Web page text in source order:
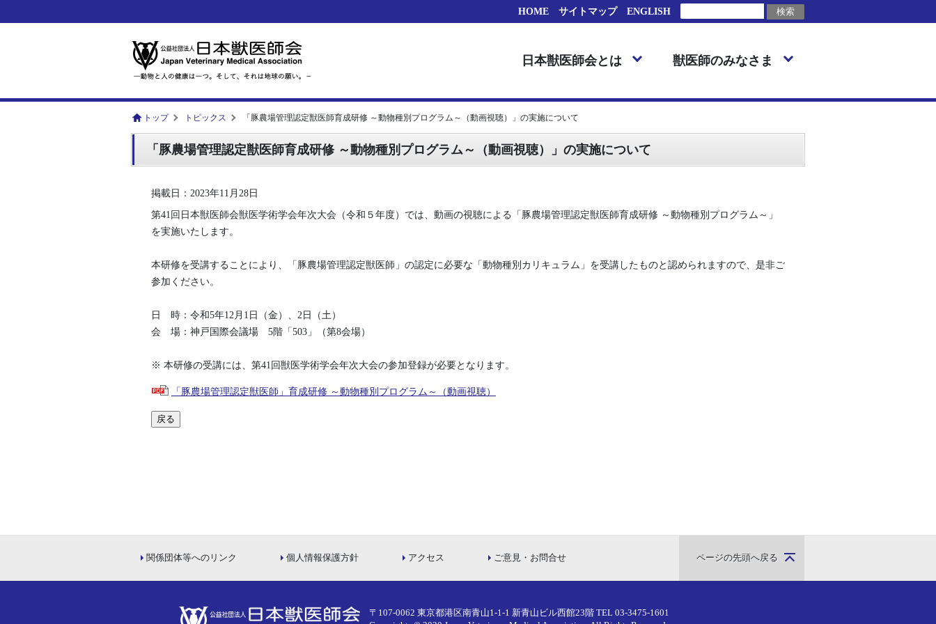
HOME サイトマップ ENGLISH
日本獣医師会とは 獣医師のみなさま
トップ トピックス 「豚農場管理認定獣医師育成研修 ～動物種別プログラム～（動画視聴）」の実施について
「豚農場管理認定獣医師育成研修 ～動物種別プログラム～（動画視聴）」の実施について
掲載日：2023年11月28日
第41回日本獣医師会獣医学術学会年次大会（令和５年度）では、動画の視聴による「豚農場管理認定獣医師育成研修 ～動物種別プログラム～」
を実施いたします。
本研修を受講することにより、「豚農場管理認定獣医師」の認定に必要な「動物種別カリキュラム」を受講したものと認められますので、是非ご
参加ください。
日 時：令和5年12月1日（金）、2日（土）
会 場：神戸国際会議場 5階「503」（第8会場）
※ 本研修の受講には、第41回獣医学術学会年次大会の参加登録が必要となります。
「豚農場管理認定獣医師」育成研修 ～動物種別プログラム～（動画視聴）
戻る
関係団体等へのリンク 個人情報保護方針 アクセス ご意見・お問合せ ページの先頭へ戻る
〒107-0062 東京都港区南青山1-1-1 新青山ビル西館23階 TEL 03-3475-1601